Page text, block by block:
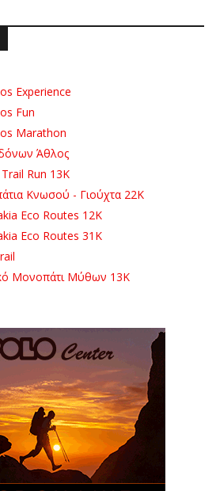
Experience
Fun
Marathon
Άθλος
Run 13K
Κνωσού - Γιούχτα 22Κ
Eco Routes 12K
Eco Routes 31K
Μονοπάτι Μύθων 13Κ